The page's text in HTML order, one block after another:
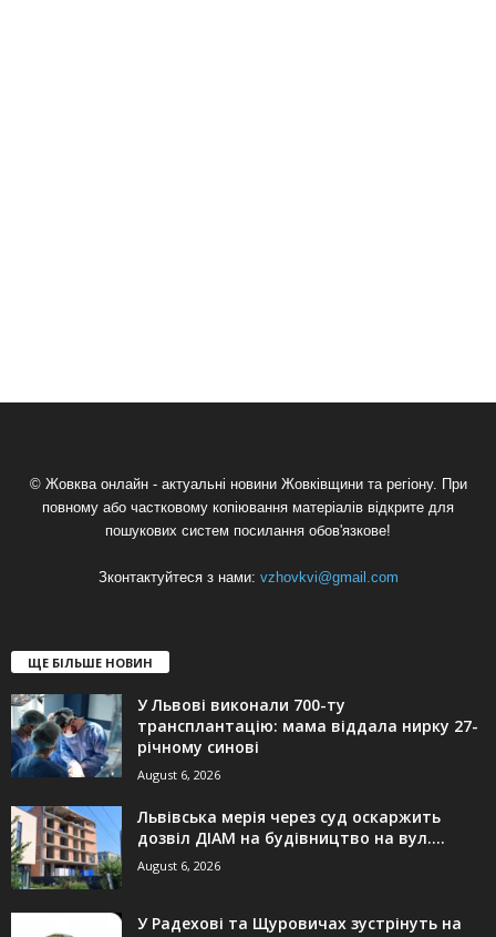
© Жовква онлайн - актуальні новини Жовківщини та регіону. При
повному або частковому копіювання матеріалів відкрите для
пошукових систем посилання обов'язкове!
Зконтактуйтеся з нами: vzhovkvi@gmail.com
ЩЕ БІЛЬШЕ НОВИН
У Львові виконали 700-ту
трансплантацію: мама віддала нирку 27-
річному синові
August 6, 2026
Львівська мерія через суд оскаржить
дозвіл ДІАМ на будівництво на вул....
August 6, 2026
У Радехові та Щуровичах зустрінуть на